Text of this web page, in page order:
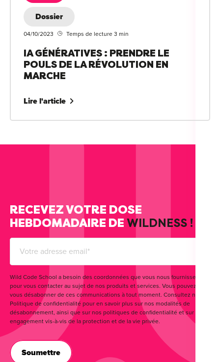
Dossier
04/10/2023 Temps de lecture 3 min
IA GÉNÉRATIVES : PRENDRE LE
POULS DE LA RÉVOLUTION EN
MARCHE
Lire l'article
RECEVEZ VOTRE DOSE
HEBDOMADAIRE DE WILDNESS !
Wild Code School a besoin des coordonnées que vous nous fournissez
pour vous contacter au sujet de nos produits et services. Vous pouvez
vous désabonner de ces communications à tout moment. Consultez notre
Politique de confidentialité pour en savoir plus sur nos modalités de
désabonnement, ainsi que sur nos politiques de confidentialité et sur notre
engagement vis-à-vis de la protection et de la vie privée.